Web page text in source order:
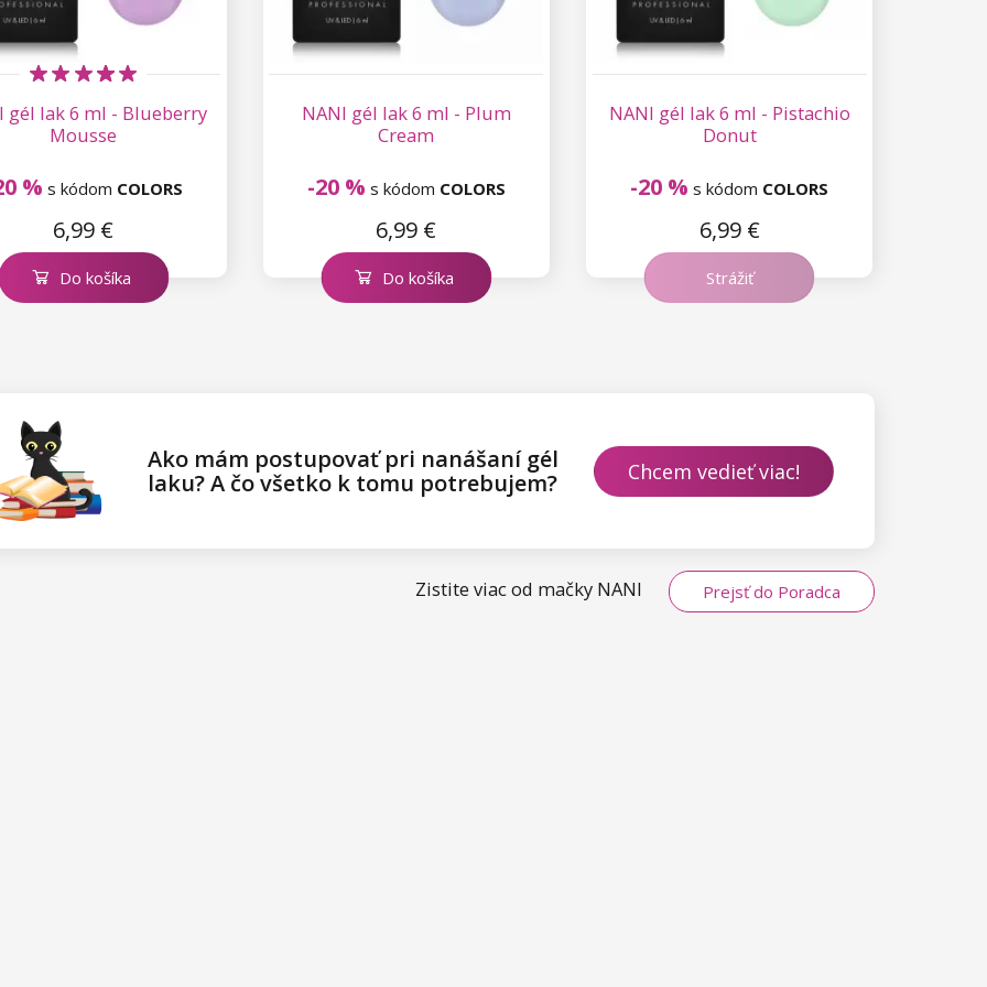
gél lak 6 ml - Blueberry
Mousse
% s kódom COLORS
6,99 €
Do košíka
NANI gél lak 6 ml - Plum
Cream
-20 % s kódom COLORS
6,99 €
Do košíka
NANI gél lak 6 ml - Pistachio
Donut
-20 % s kódom COLORS
6,99 €
Strážiť
Ako mám postupovať pri nanášaní gél
laku? A čo všetko k tomu potrebujem?
Chcem vedieť viac!
Zistite viac od mačky NANI Prejsť do Poradca